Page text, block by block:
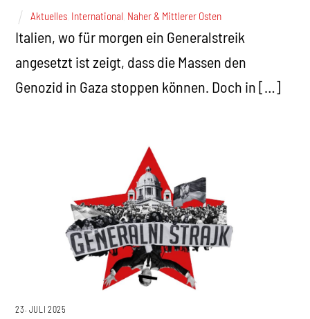
Aktuelles International Naher & Mittlerer Osten
Italien, wo für morgen ein Generalstreik
angesetzt ist zeigt, dass die Massen den
Genozid in Gaza stoppen können. Doch in […]
23. JULI 2025